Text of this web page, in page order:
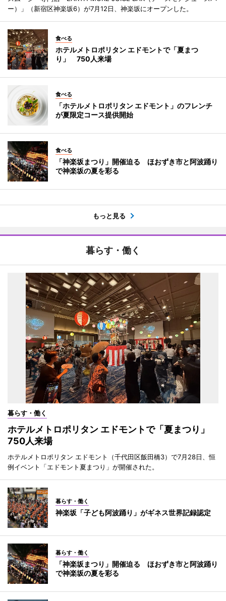
ー）」（新宿区神楽坂6）が7月12日、神楽坂にオープンした。
食べる
ホテルメトロポリタン エドモントで「夏まつ
り」 750人来場
食べる
「ホテルメトロポリタン エドモント」のフレンチ
が夏限定コース提供開始
食べる
「神楽坂まつり」開催迫る ほおずき市と阿波踊り
で神楽坂の夏を彩る
もっと見る
暮らす・働く
暮らす・働く
ホテルメトロポリタン エドモントで「夏まつり」
750人来場
ホテルメトロポリタン エドモント（千代田区飯田橋3）で7月28日、恒
例イベント「エドモント夏まつり」が開催された。
暮らす・働く
神楽坂「子ども阿波踊り」がギネス世界記録認定
暮らす・働く
「神楽坂まつり」開催迫る ほおずき市と阿波踊り
で神楽坂の夏を彩る